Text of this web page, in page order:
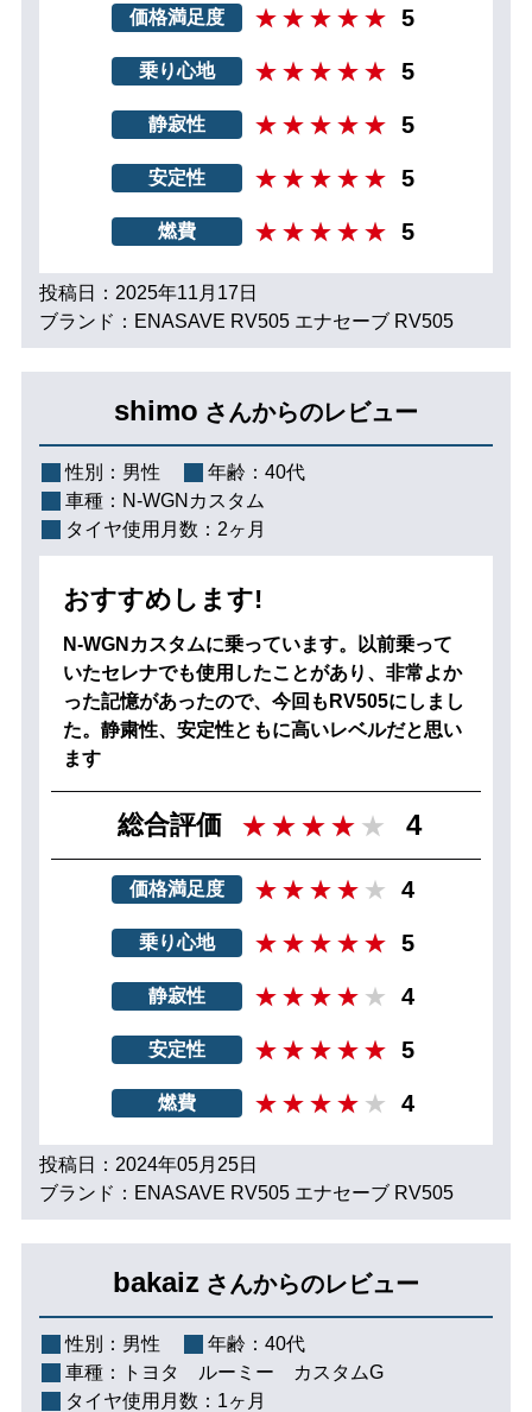
価格満足度 5
乗り心地 5
静寂性 5
安定性 5
燃費 5
投稿日：2025年11月17日
ブランド：ENASAVE RV505 エナセーブ RV505
shimo さんからのレビュー
性別： 男性 年齢： 40代
車種： N-WGNカスタム
タイヤ使用月数： 2ヶ月
おすすめします!
N-WGNカスタムに乗っています。以前乗って
いたセレナでも使用したことがあり、非常よか
った記憶があったので、今回もRV505にしまし
た。静粛性、安定性ともに高いレベルだと思い
ます
総合評価 4
価格満足度 4
乗り心地 5
静寂性 4
安定性 5
燃費 4
投稿日：2024年05月25日
ブランド：ENASAVE RV505 エナセーブ RV505
bakaiz さんからのレビュー
性別： 男性 年齢： 40代
車種：
トヨタ ルーミー カスタムG
タイヤ使用月数： 1ヶ月